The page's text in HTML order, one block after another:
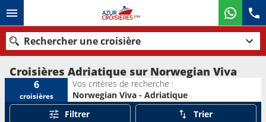
Rechercher une croisière
Nos destinations
Croisières Adriatique sur Norwegian Viva
6
croisières
Vos critères de recherche :
Norwegian Viva - Adriatique
Filtrer
Trier